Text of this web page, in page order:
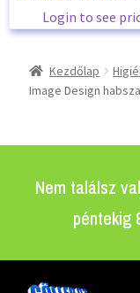
Login to see
Kezdőlap
Image Design
Nem találsz
péntekig